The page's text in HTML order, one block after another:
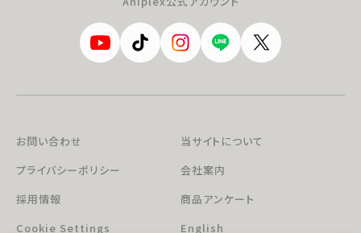
お問い合わせ
当サイトについて
プライバシーポリシー
会社案内
採用情報
商品アンケート
Cookie Settings
English